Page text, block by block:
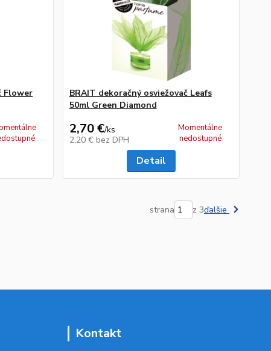
Flower
BRAIT dekoračný osviežovač Leafs
50ml Green Diamond
2,70 €/ks
2,20 € bez DPH
Momentálne
nedostupné
Detail
strana z 3ďalšie
Kontakt